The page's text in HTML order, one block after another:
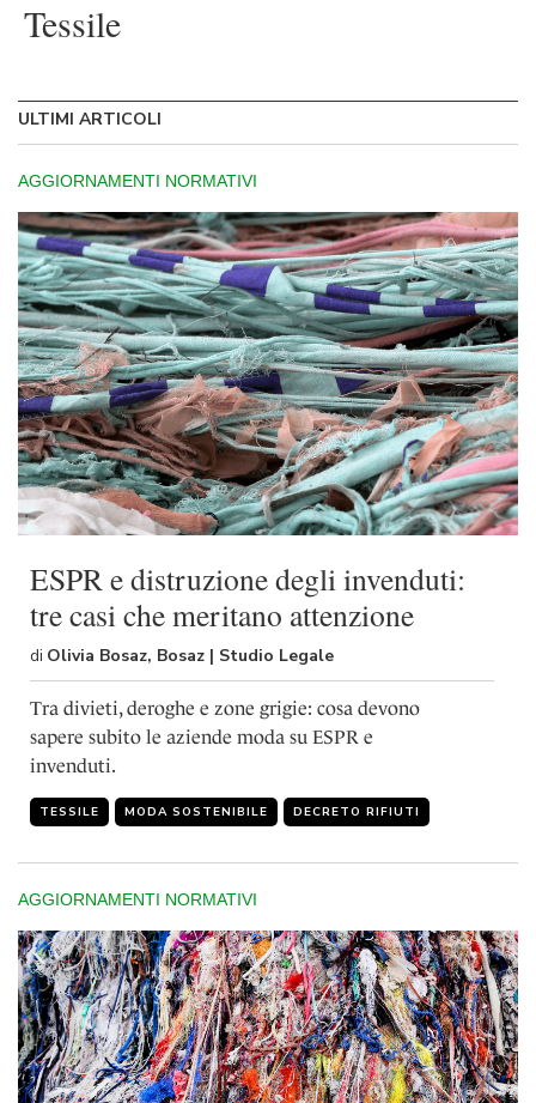
Tessile
ULTIMI ARTICOLI
AGGIORNAMENTI NORMATIVI
ESPR e distruzione degli invenduti:
tre casi che meritano attenzione
di Olivia Bosaz, Bosaz | Studio Legale
Tra divieti, deroghe e zone grigie: cosa devono
sapere subito le aziende moda su ESPR e
invenduti.
TESSILE MODA SOSTENIBILE DECRETO RIFIUTI
AGGIORNAMENTI NORMATIVI